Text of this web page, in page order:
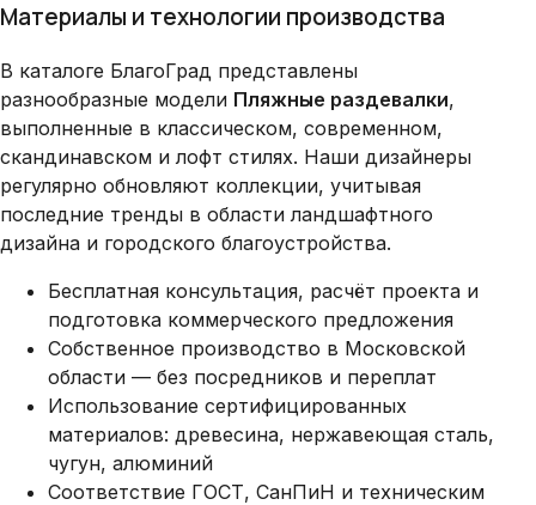
Материалы и технологии производства
В каталоге БлагоГрад представлены
разнообразные модели Пляжные раздевалки,
выполненные в классическом, современном,
скандинавском и лофт стилях. Наши дизайнеры
регулярно обновляют коллекции, учитывая
последние тренды в области ландшафтного
дизайна и городского благоустройства.
Бесплатная консультация, расчёт проекта и
подготовка коммерческого предложения
Собственное производство в Московской
области — без посредников и переплат
Использование сертифицированных
материалов: древесина, нержавеющая сталь,
чугун, алюминий
Соответствие ГОСТ, СанПиН и техническим